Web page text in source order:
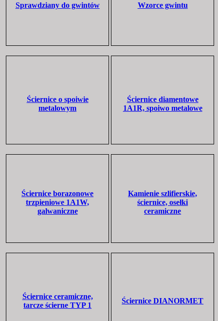
Sprawdziany do gwintów Wzorce gwintu
Ściernice o spoiwie
metalowym
Ściernice diamentowe
1A1R, spoiwo metalowe
Ściernice borazonowe
trzpieniowe 1A1W,
galwaniczne
Kamienie szlifierskie,
ściernice, osełki
ceramiczne
Ściernice ceramiczne,
tarcze ścierne TYP 1
Ściernice DIANORMET